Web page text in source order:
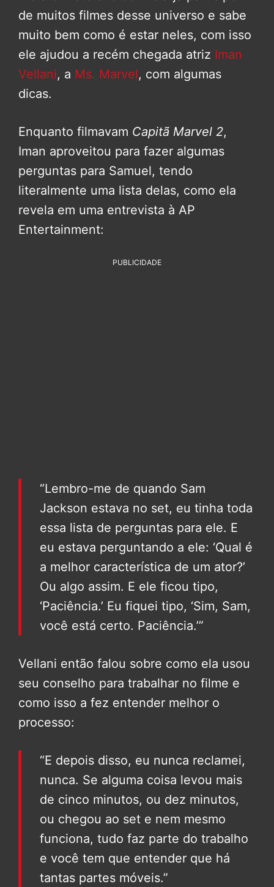
de muitos filmes desse universo e sabe
muito bem como é estar neles, com isso
ele ajudou a recém chegada atriz Iman
Vellani, a Ms. Marvel, com algumas
dicas.
Enquanto filmavam Capitã Marvel 2,
Iman aproveitou para fazer algumas
perguntas para Samuel, tendo
literalmente uma lista delas, como ela
revela em uma entrevista à AP
Entertainment:
PUBLICIDADE
“Lembro-me de quando Sam
Jackson estava no set, eu tinha toda
essa lista de perguntas para ele. E
eu estava perguntando a ele: ‘Qual é
a melhor característica de um ator?’
Ou algo assim. E ele ficou tipo,
‘Paciência.’ Eu fiquei tipo, ‘Sim, Sam,
você está certo. Paciência.’”
Vellani então falou sobre como ela usou
seu conselho para trabalhar no filme e
como isso a fez entender melhor o
processo:
“E depois disso, eu nunca reclamei,
nunca. Se alguma coisa levou mais
de cinco minutos, ou dez minutos,
ou chegou ao set e nem mesmo
funciona, tudo faz parte do trabalho
e você tem que entender que há
tantas partes móveis.”